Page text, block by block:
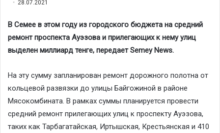
28.07.2021
В Cемее в этом году из городского бюджета на средний
ремонт проспекта Ауэзова и прилегающих к нему улиц
выделен миллиард тенге, передает Semey News.
На эту сумму запланирован ремонт дорожного полотна от
кольцевой развязки до улицы Байгожиной в районе
Мясокомбината. В рамках суммы планируется провести
средний ремонт прилегающих улиц к проспекту Ауэзова,
таких как Тарбагатайская, Иртышская, Крестьянская и 410